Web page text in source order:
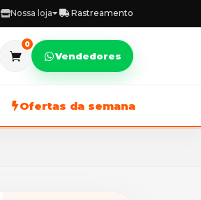
Nossa loja Rastreamento
0
Vendedores
Ofertas da semana